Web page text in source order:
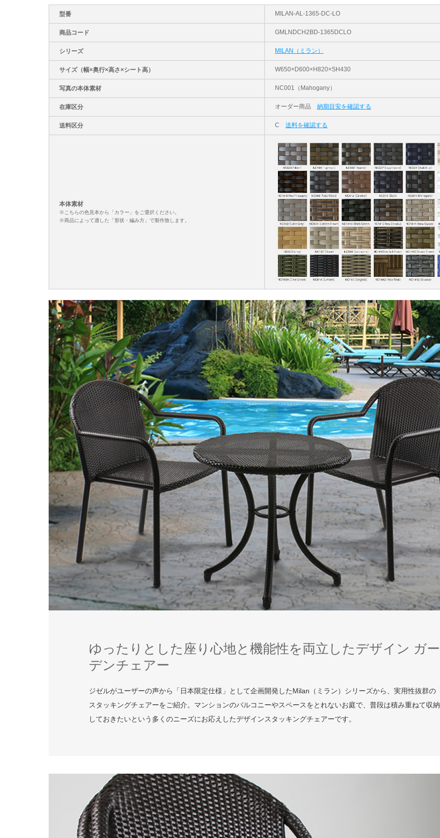
型番 MILAN-AL-1365-DC-LO
商品コード GMLNDCH2BD-1365DCLO
シリーズ MILAN（ミラン）
サイズ（幅×奥行×高さ×シート高） W650×D600×H820×SH430
写真の本体素材 NC001（Mahogany）
在庫区分 オーダー商品 納期目安を確認する
送料区分 C 送料を確認する
本体素材
※こちらの色見本から「カラー」をご選択ください。
※商品によって適した「形状・編み方」で製作致します。
ゆったりとした座り心地と機能性を両立したデザイン ガー
デンチェアー
ジゼルがユーザーの声から「日本限定仕様」として企画開発したMilan（ミラン）シリーズから、実用性抜群の
スタッキングチェアーをご紹介。マンションのバルコニーやスペースをとれないお庭で、普段は積み重ねて収納
しておきたいという多くのニーズにお応えしたデザインスタッキングチェアーです。